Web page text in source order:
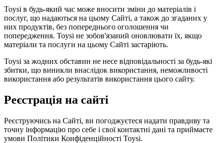
Toysi в будь-який час може вносити зміни до матеріалів і
послуг, що надаються на цьому Сайті, а також до згаданих у
них продуктів, без попереднього оголошення чи
попередження. Toysi не зобов'язаний оновлювати їх, якщо
матеріали та послуги на цьому Сайті застаріють.
Toysi за жодних обставин не несе відповідальності за будь-які
збитки, що виникли внаслідок використання, неможливості
використання або результатів використання цього сайту.
Реєстрація на сайті
Реєструючись на Сайті, ви погоджуєтеся надати правдиву та
точну інформацію про себе і свої контактні дані та приймаєте
умови Політики Конфіденційності Toysi.